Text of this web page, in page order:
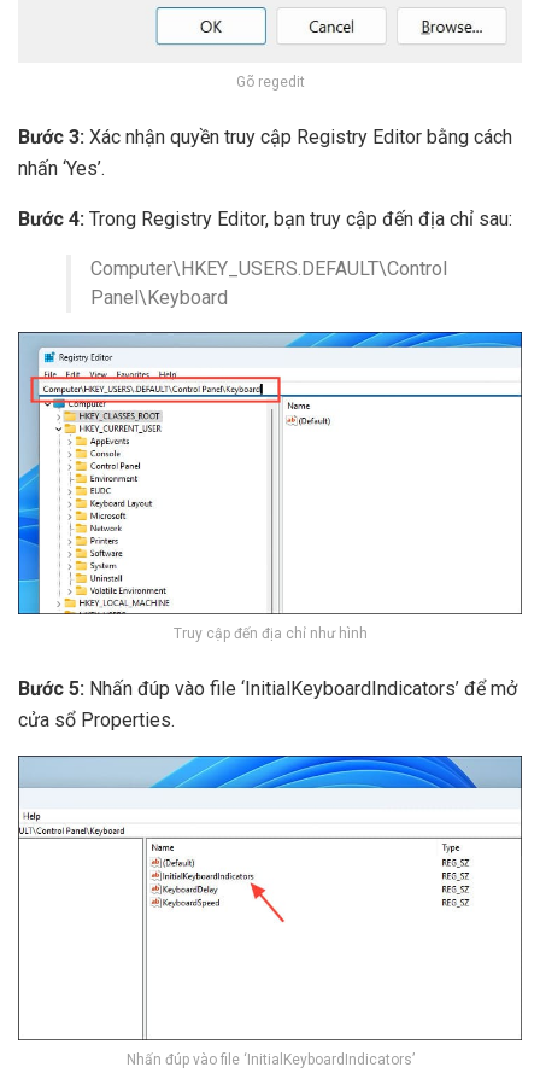
Gõ regedit
Bước 3: Xác nhận quyền truy cập Registry Editor bằng cách
nhấn ‘Yes’.
Bước 4: Trong Registry Editor, bạn truy cập đến địa chỉ sau:
Computer\HKEY_USERS.DEFAULT\Control
Panel\Keyboard
Truy cập đến địa chỉ như hình
Bước 5: Nhấn đúp vào file ‘InitialKeyboardIndicators’ để mở
cửa sổ Properties.
Nhấn đúp vào file ‘InitialKeyboardIndicators’